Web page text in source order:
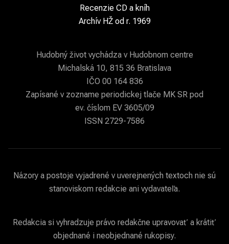
Recenzie CD a kníh
Archív HŽ od r. 1969
Hudobný život vychádza v Hudobnom centre
Michalská 10, 815 36 Bratislava
IČO 00 164 836
Zapísané v zozname periodickej tlače MK SR pod
ev. číslom EV 3605/09
ISSN 2729-7586
Názory a postoje vyjadrené v uverejnených textoch nie sú
stanoviskom redakcie ani vydavateľa.
Redakcia si vyhradzuje právo redakčne upravovať a krátiť
objednané i neobjednané rukopisy.